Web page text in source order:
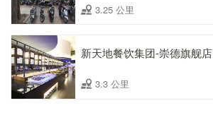
3.25 公里
新天地餐饮集团-崇德旗舰店
3.3 公里